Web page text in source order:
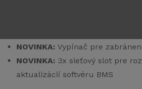
Integrované
NOVINKA: Vypínač pre
NOVINKA: 3x sieťový slot pre
aktualizácií softvéru BMS